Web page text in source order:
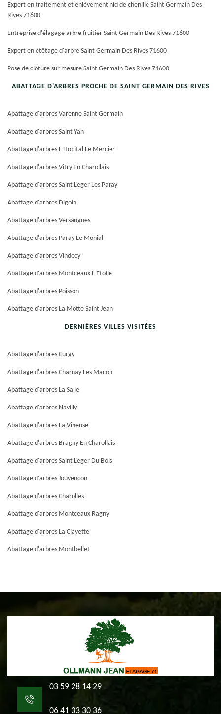
Expert en traitement et enlèvement nid de chenille Saint Germain Des
Rives 71600
Entreprise d'élagage arbre fruitier Saint Germain Des Rives 71600
Expert en étêtage d'arbre Saint Germain Des Rives 71600
Pose de clôture sur mesure Saint Germain Des Rives 71600
ABATTAGE D'ARBRES PROCHE DE SAINT GERMAIN DES RIVES
Abattage d'arbres Varenne Saint Germain
Abattage d'arbres Saint Yan
Abattage d'arbres L Hopital Le Mercier
Abattage d'arbres Vitry En Charollais
Abattage d'arbres Saint Leger Les Paray
Abattage d'arbres Digoin
Abattage d'arbres Versaugues
Abattage d'arbres Paray Le Monial
Abattage d'arbres Vindecy
Abattage d'arbres Montceaux L Etoile
Abattage d'arbres Poisson
Abattage d'arbres La Motte Saint Jean
DERNIÈRES VILLES VISITÉES
Abattage d'arbres Curgy
Abattage d'arbres Charnay Les Macon
Abattage d'arbres La Salle
Abattage d'arbres Navilly
Abattage d'arbres La Vineuse
Abattage d'arbres Bragny En Charollais
Abattage d'arbres Saint Leger Du Bois
Abattage d'arbres Jouvencon
Abattage d'arbres Charolles
Abattage d'arbres Montceaux Ragny
Abattage d'arbres La Clayette
Abattage d'arbres Montbellet
03 59 28 14 29
06 41 33 30 36